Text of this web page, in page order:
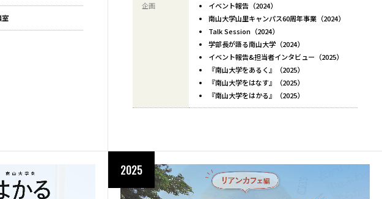
室
企画
イベント報告（2024）
南山大学山里キャンパス60周年事業（2024）
Talk Session（2024）
学部長が語る南山大学（2024）
イベント報告&担当者インタビュー（2025）
『南山大学をあるく』（2025）
『南山大学をはなす』（2025）
『南山大学をはかる』（2025）
2025